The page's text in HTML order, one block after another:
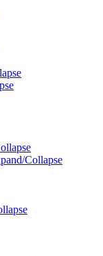
Collapse